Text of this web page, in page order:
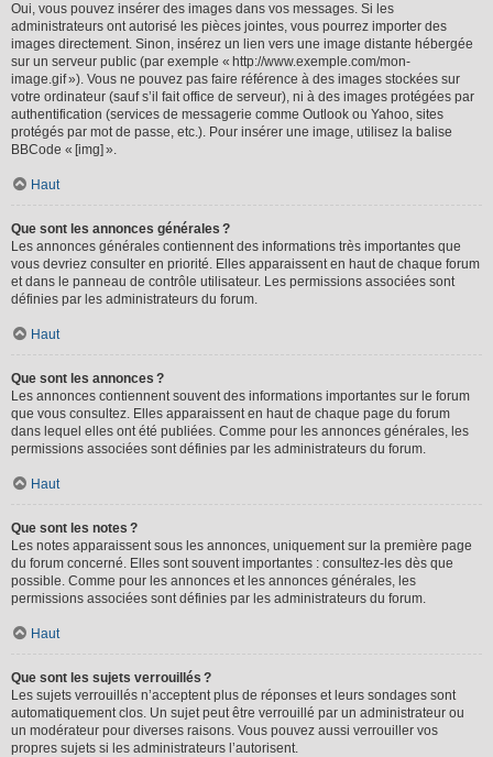
Oui, vous pouvez insérer des images dans vos messages. Si les
administrateurs ont autorisé les pièces jointes, vous pourrez importer des
images directement. Sinon, insérez un lien vers une image distante hébergée
sur un serveur public (par exemple « http://www.exemple.com/mon-
image.gif »). Vous ne pouvez pas faire référence à des images stockées sur
votre ordinateur (sauf s’il fait office de serveur), ni à des images protégées par
authentification (services de messagerie comme Outlook ou Yahoo, sites
protégés par mot de passe, etc.). Pour insérer une image, utilisez la balise
BBCode « [img] ».
Haut
Que sont les annonces générales ?
Les annonces générales contiennent des informations très importantes que
vous devriez consulter en priorité. Elles apparaissent en haut de chaque forum
et dans le panneau de contrôle utilisateur. Les permissions associées sont
définies par les administrateurs du forum.
Haut
Que sont les annonces ?
Les annonces contiennent souvent des informations importantes sur le forum
que vous consultez. Elles apparaissent en haut de chaque page du forum
dans lequel elles ont été publiées. Comme pour les annonces générales, les
permissions associées sont définies par les administrateurs du forum.
Haut
Que sont les notes ?
Les notes apparaissent sous les annonces, uniquement sur la première page
du forum concerné. Elles sont souvent importantes : consultez-les dès que
possible. Comme pour les annonces et les annonces générales, les
permissions associées sont définies par les administrateurs du forum.
Haut
Que sont les sujets verrouillés ?
Les sujets verrouillés n’acceptent plus de réponses et leurs sondages sont
automatiquement clos. Un sujet peut être verrouillé par un administrateur ou
un modérateur pour diverses raisons. Vous pouvez aussi verrouiller vos
propres sujets si les administrateurs l’autorisent.